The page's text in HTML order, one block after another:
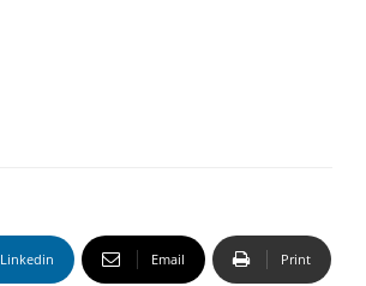
Linkedin Email Print